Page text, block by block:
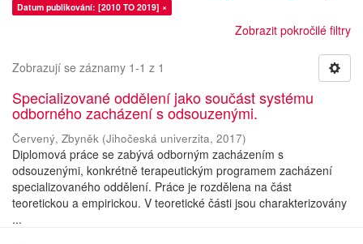
Datum publikování: [2010 TO 2019] ×
Zobrazit pokročilé filtry
Zobrazují se záznamy 1-1 z 1
Specializované oddělení jako součást systému
odborného zacházení s odsouzenými.
Červený, Zbyněk (Jihočeská univerzita, 2017)
Diplomová práce se zabývá odborným zacházením s
odsouzenými, konkrétně terapeutickým programem zacházení
specializovaného oddělení. Práce je rozdělena na část
teoretickou a empirickou. V teoretické části jsou charakterizovány
...